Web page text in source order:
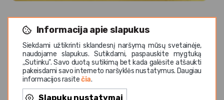
Informacija apie slapukus
Siekdami užtikrinti sklandesnį naršymą mūsų svetainėje,
naudojame slapukus. Sutikdami, paspauskite mygtuką
,,Sutinku". Savo duotą sutikimą bet kada galėsite atšaukti
pakeisdami savo interneto naršyklės nustatymus. Daugiau
informacijos rasitečia.
Slapukų nustatymai
Sudedamosios dalys: vanduo, cukrus, citrinų sultys iš
koncentruotų citrinų sulčių (2,5%), anglies dioksidas,